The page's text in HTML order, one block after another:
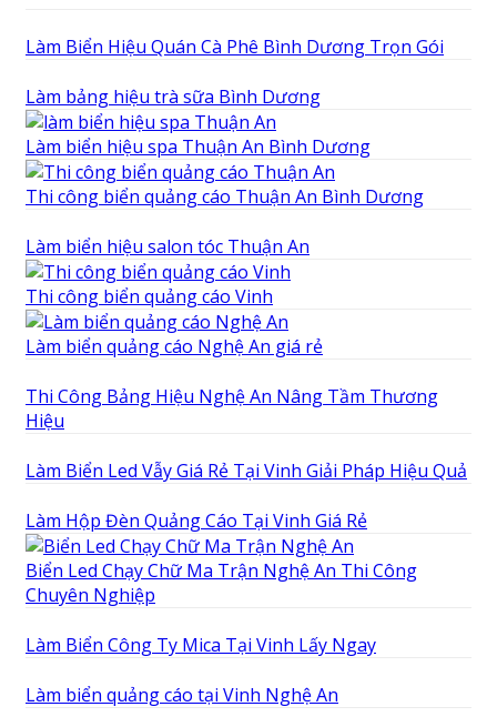
Làm Biển Hiệu Quán Cà Phê Bình Dương Trọn Gói
Làm bảng hiệu trà sữa Bình Dương
Làm biển hiệu spa Thuận An Bình Dương
Thi công biển quảng cáo Thuận An Bình Dương
Làm biển hiệu salon tóc Thuận An
Thi công biển quảng cáo Vinh
Làm biển quảng cáo Nghệ An giá rẻ
Thi Công Bảng Hiệu Nghệ An Nâng Tầm Thương
Hiệu
Làm Biển Led Vẫy Giá Rẻ Tại Vinh Giải Pháp Hiệu Quả
Làm Hộp Đèn Quảng Cáo Tại Vinh Giá Rẻ
Biển Led Chạy Chữ Ma Trận Nghệ An Thi Công
Chuyên Nghiệp
Làm Biển Công Ty Mica Tại Vinh Lấy Ngay
Làm biển quảng cáo tại Vinh Nghệ An